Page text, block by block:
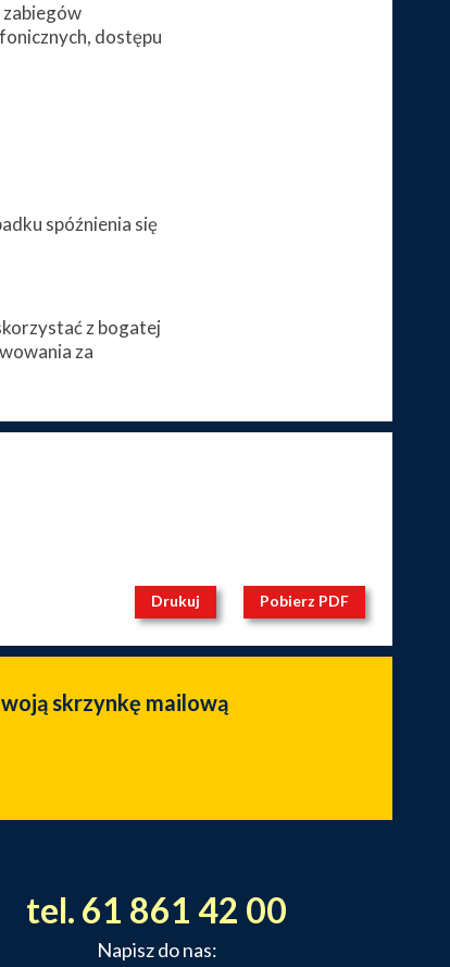
dostępu
spóźnienia się
z bogatej
za
Drukuj Pobierz PDF
skrzynkę mailową
tel. 61 861 42 00
Napisz do nas: